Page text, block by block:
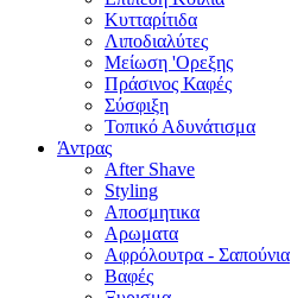
Κυτταρίτιδα
Λιποδιαλύτες
Μείωση 'Ορεξης
Πράσινος Καφές
Σύσφιξη
Τοπικό Αδυνάτισμα
Άντρας
After Shave
Styling
Αποσμητικα
Αρωματα
Αφρόλουτρα - Σαπούνια
Βαφές